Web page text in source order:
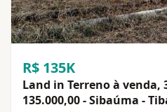
R$ 135K
Land in Terreno à venda,
135.000,00 - Sibaúma -